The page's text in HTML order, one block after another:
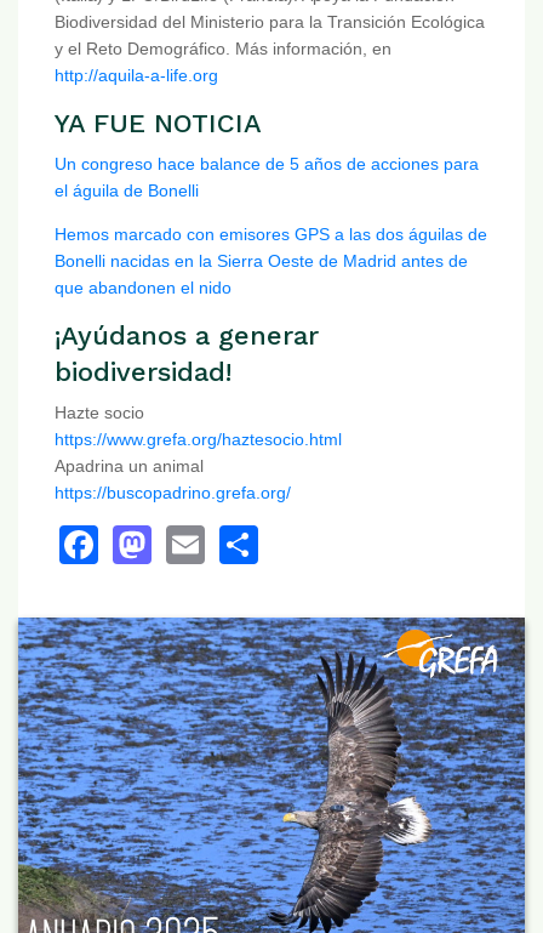
Biodiversidad del Ministerio para la Transición Ecológica
y el Reto Demográfico. Más información, en
http://aquila-a-life.org
YA FUE NOTICIA
Un congreso hace balance de 5 años de acciones para
el águila de Bonelli
Hemos marcado con emisores GPS a las dos águilas de
Bonelli nacidas en la Sierra Oeste de Madrid antes de
que abandonen el nido
¡Ayúdanos a generar
biodiversidad!
Hazte socio
https://www.grefa.org/haztesocio.html
Apadrina un animal
https://buscopadrino.grefa.org/
Facebook
Mastodon
Email